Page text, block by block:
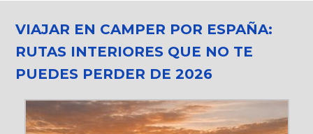
VIAJAR EN CAMPER POR ESPAÑA:
RUTAS INTERIORES QUE NO TE
PUEDES PERDER DE 2026